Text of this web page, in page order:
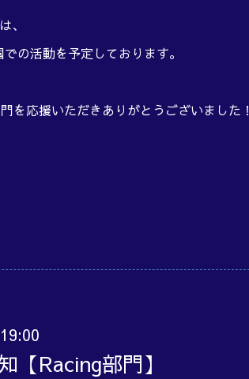
、
の活動を予定しております。
を応援いただきありがとうございました！
【Racing部門】